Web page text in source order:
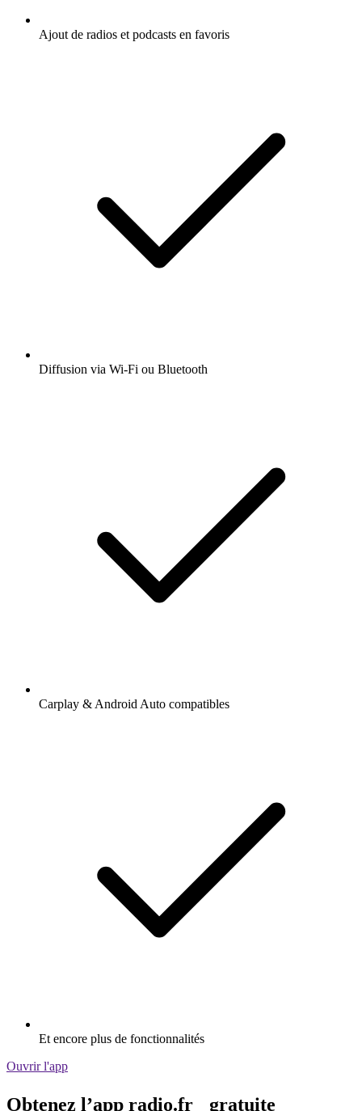
Ajout de radios et podcasts en favoris
Diffusion via Wi-Fi ou Bluetooth
Carplay & Android Auto compatibles
Et encore plus de fonctionnalités
Ouvrir l'app
Obtenez l’app radio.fr gratuite